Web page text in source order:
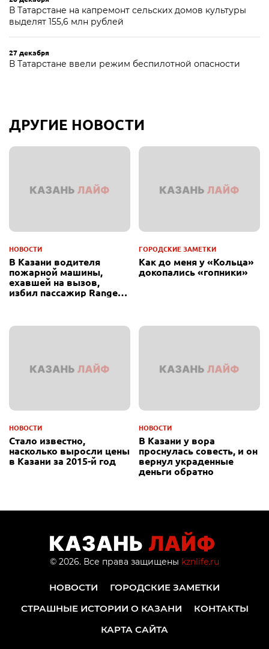
В Татарстане на капремонт сельских домов культуры
выделят 155,6 млн рублей
27 декабря
В Татарстане ввели режим беспилотной опасности
ДРУГИЕ НОВОСТИ
НОВОСТИ
В Казани водителя
пожарной машины,
ехавшей на вызов,
избил пассажир Range
ГОРОДСКИЕ ЗАМЕТКИ
Как до меня у «Кольца»
докопались «гопники»
НОВОСТИ
Стало известно,
насколько выросли цены
в Казани за 2015-й год
НОВОСТИ
В Казани у вора
проснулась совесть, и он
вернул украденные
деньги обратно
© 2026. Все права защищены kznlife.ru
НОВОСТИ
ГОРОДСКИЕ ЗАМЕТКИ
СТРАШНЫЕ ИСТОРИИ О КАЗАНИ
КОНТАКТЫ
КАРТА САЙТА